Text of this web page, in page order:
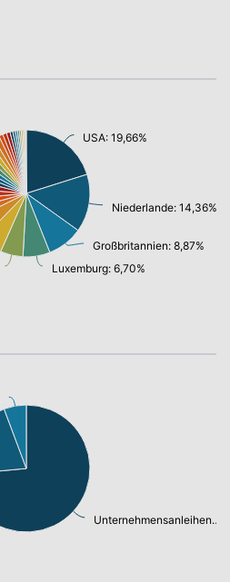
USA: 19,66%
Niederlande: 14,36%
Großbritannien: 8,87%
Luxemburg: 6,70%
Unternehmensanleihen: 71,66%